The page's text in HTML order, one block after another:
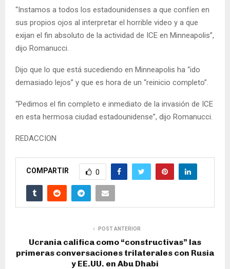
“Instamos a todos los estadounidenses a que confíen en
sus propios ojos al interpretar el horrible video y a que
exijan el fin absoluto de la actividad de ICE en Minneapolis”,
dijo Romanucci.
Dijo que lo que está sucediendo en Minneapolis ha “ido
demasiado lejos” y que es hora de un “reinicio completo”.
“Pedimos el fin completo e inmediato de la invasión de ICE
en esta hermosa ciudad estadounidense”, dijo Romanucci.
REDACCION
COMPARTIR 0
POST ANTERIOR
Ucrania califica como “constructivas” las
primeras conversaciones trilaterales con Rusia
y EE.UU. en Abu Dhabi